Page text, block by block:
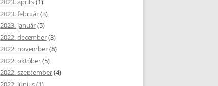
2023. április(1)
2023. február(3)
2023. január(5)
2022. december(3)
2022. november(8)
2022. október(5)
2022. szeptember(4)
2022. június(1)